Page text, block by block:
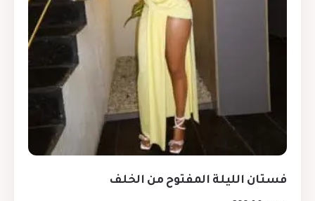
فستان الليلة المفتوح من الخلف